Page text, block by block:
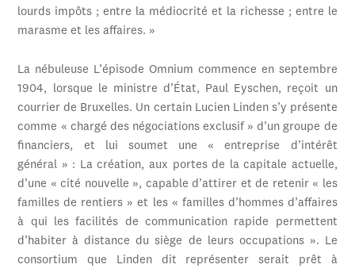
lourds impôts ; entre la médiocrité et la richesse ; entre le
marasme et les affaires. »
La nébuleuse L’épisode Omnium commence en septembre
1904, lorsque le ministre d’État, Paul Eyschen, reçoit un
courrier de Bruxelles. Un certain Lucien Linden s’y présente
comme « chargé des négociations exclusif » d’un groupe de
financiers, et lui soumet une « entreprise d’intérêt
général » : La création, aux portes de la capitale actuelle,
d’une « cité nouvelle », capable d’attirer et de retenir « les
familles de rentiers » et les « familles d’hommes d’affaires
à qui les facilités de communication rapide permettent
d’habiter à distance du siège de leurs occupations ». Le
consortium que Linden dit représenter serait prêt à